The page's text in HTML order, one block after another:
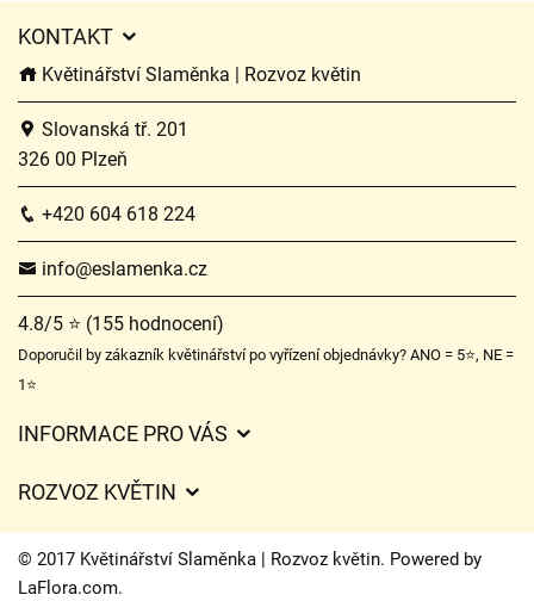
KONTAKT
Květinářství Slaměnka | Rozvoz květin
Slovanská tř. 201
326 00 Plzeň
+420 604 618 224
info@eslamenka.cz
4.8/5 ⭐ (155 hodnocení)
Doporučil by zákazník květinářství po vyřízení objednávky? ANO = 5⭐, NE =
1⭐
INFORMACE PRO VÁS
Ochrana osobních údajů
Často kladené dotazy
ROZVOZ KVĚTIN
Ceny za doručení
Kam doručujeme květiny
© 2017 Květinářství Slaměnka | Rozvoz květin. Powered by
LaFlora.com.